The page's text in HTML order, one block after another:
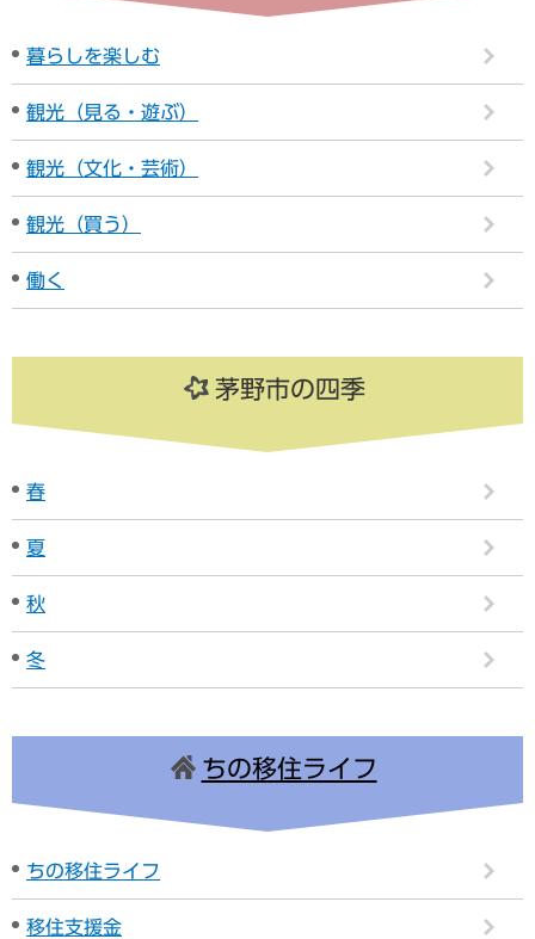
暮らしを楽しむ
観光（見る・遊ぶ）
観光（文化・芸術）
観光（買う）
働く
茅野市の四季
春
夏
秋
冬
ちの移住ライフ
ちの移住ライフ
移住支援金